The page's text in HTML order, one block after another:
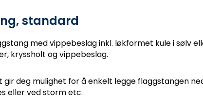
standard
med vippebeslag inkl. løkformet kule i sølv
kryssholt og vippebeslag.
gir deg mulighet for å enkelt legge flaggstangen
eller ved storm etc.